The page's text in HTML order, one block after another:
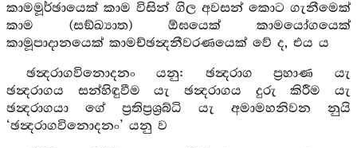
කාමමූර්ඡායෙක් කාම විසින් ගිල අවසන් කොට ගැනීමෙක්
කාම (සඞ්ඛ්‍යාත) ඕඝයෙක් කාමයෝගයෙක්
කාමූපාදානයෙක් කාමච්ඡන්‍දනීවරණයෙක් වේ ද, එය ය
ඡන්‍දරාගවිනොදනං යනු: ඡන්‍දරාග ප්‍රහාණ යැ
ඡන්‍දරාගය සන්හිඳුවීම යැ ඡන්‍දරාගය දුරු කිරීම යැ
ඡන්‍දරාගයා ගේ ප්‍රතිප්‍රශ්‍රබ්ධි යැ අමාමහනිවන නුයි
‘ඡන්‍දරාගවිනොදනං’ යනු ව